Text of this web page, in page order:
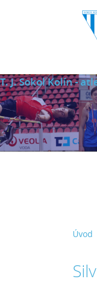
T. J. Sokol Kolín -
Úvod